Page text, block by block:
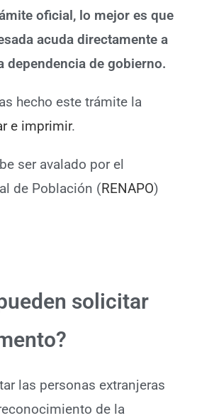
oficial, lo mejor es que
acuda directamente a
dependencia de gobierno.
hecho este trámite la
e imprimir.
ser avalado por el
de Población (RENAPO)
solicitar
las personas extranjeras
de la